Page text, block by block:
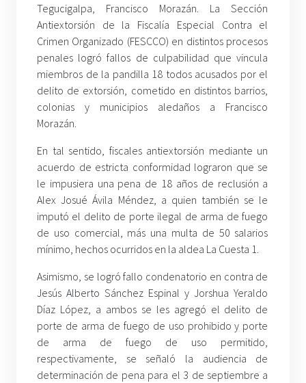
Tegucigalpa, Francisco Morazán. La Sección
Antiextorsión de la Fiscalía Especial Contra el
Crimen Organizado (FESCCO) en distintos procesos
penales logró fallos de culpabilidad que vincula
miembros de la pandilla 18 todos acusados por el
delito de extorsión, cometido en distintos barrios,
colonias y municipios aledaños a Francisco
Morazán.
En tal sentido, fiscales antiextorsión mediante un
acuerdo de estricta conformidad lograron que se
le impusiera una pena de 18 años de reclusión a
Alex Josué Ávila Méndez, a quien también se le
imputó el delito de porte ilegal de arma de fuego
de uso comercial, más una multa de 50 salarios
mínimo, hechos ocurridos en la aldea La Cuesta 1.
Asimismo, se logró fallo condenatorio en contra de
Jesús Alberto Sánchez Espinal y Jorshua Yeraldo
Díaz López, a ambos se les agregó el delito de
porte de arma de fuego de uso prohibido y porte
de arma de fuego de uso permitido,
respectivamente, se señaló la audiencia de
determinación de pena para el 3 de septiembre a